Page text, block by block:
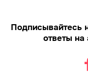
Подписывайтесь
ответы на